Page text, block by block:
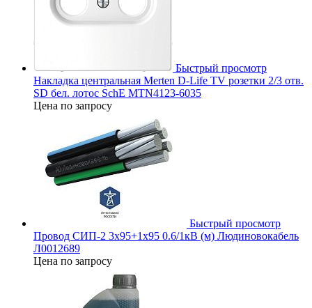
Быстрый просмотр
Накладка центральная Merten D-Life TV розетки 2/3 отв.
SD бел. лотос SchE MTN4123-6035
Цена по запросу
Быстрый просмотр
Провод СИП-2 3х95+1х95 0.6/1кВ (м) Людиновокабель
Л0012689
Цена по запросу